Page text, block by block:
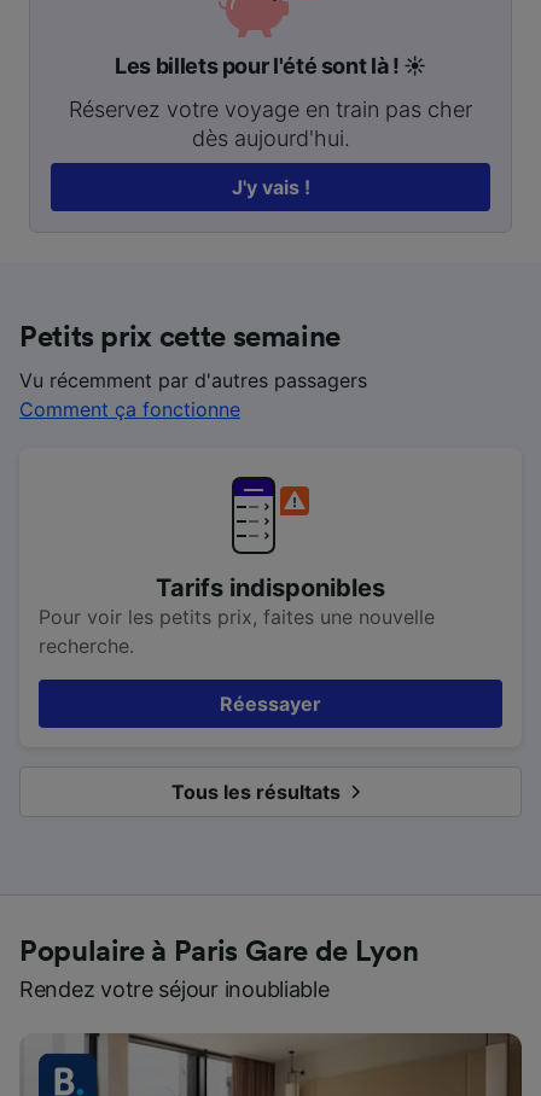
Les billets pour l'été sont là ! ☀️
Réservez votre voyage en train pas cher
dès aujourd'hui.
J'y vais !
Petits prix cette semaine
Vu récemment par d'autres passagers
Comment ça fonctionne
Tarifs indisponibles
Pour voir les petits prix, faites une nouvelle
recherche.
Réessayer
Tous les résultats
Populaire à Paris Gare de Lyon
Rendez votre séjour inoubliable